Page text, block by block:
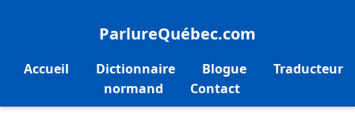
ParlureQuébec.com
Accueil Dictionnaire Blogue
Traducteur
normand
Contact